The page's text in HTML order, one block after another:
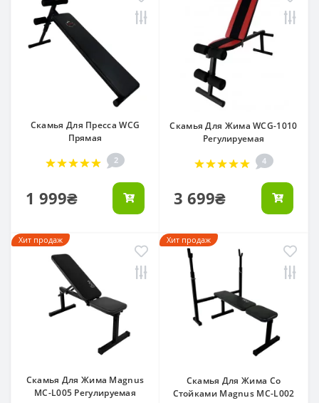
Скамья Для Пресса WCG
Прямая
2
1 999₴
Скамья Для Жима WCG-1010
Регулируемая
4
3 699₴
Хит продаж
Скамья Для Жима Magnus
MC-L005 Регулируемая
Хит продаж
Скамья Для Жима Со
Стойками Magnus MC-L002